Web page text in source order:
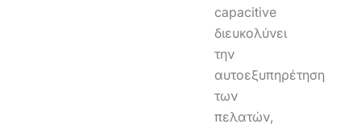
capacitive
διευκολύνει
την
αυτοεξυπηρέτηση
των
πελατών,